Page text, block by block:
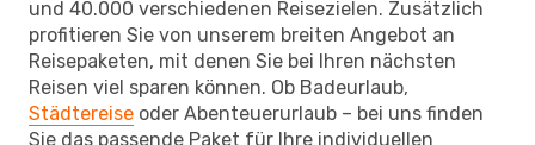
und 40.000 verschiedenen Reisezielen. Zusätzlich
profitieren Sie von unserem breiten Angebot an
Reisepaketen, mit denen Sie bei Ihren nächsten
Reisen viel sparen können. Ob Badeurlaub,
Städtereise oder Abenteuerurlaub – bei uns finden
Sie das passende Paket für Ihre individuellen